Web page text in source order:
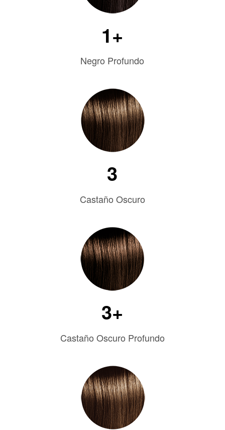
1+
Negro Profundo
3
Castaño Oscuro
3+
Castaño Oscuro Profundo